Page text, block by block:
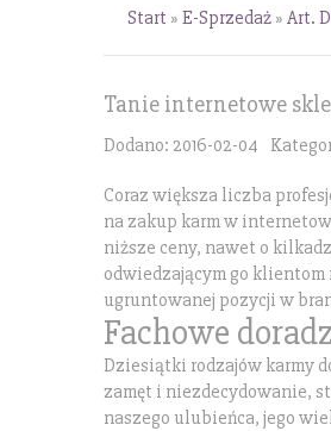
Start » E-Sprzedaż » Art.
Tanie internetowe
Dodano: 2016-02-04
Coraz większa liczba
na zakup karm w
niższe ceny, nawet o
odwiedzającym go klientom
ugruntowanej pozycji w
Fachowe
Dziesiątki rodzajów karmy
zamęt i niezdecydowanie,
naszego ulubieńca, jego